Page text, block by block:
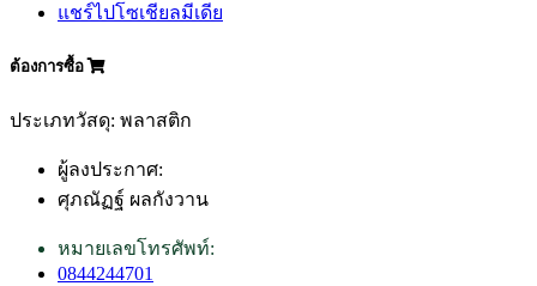
แชร์ไปโซเชียลมีเดีย
ต้องการซื้อ
ประเภทวัสดุ: พลาสติก
ผู้ลงประกาศ:
ศุภณัฏฐ์ ผลกังวาน
หมายเลขโทรศัพท์:
0844244701